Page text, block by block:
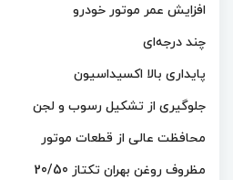
افزایش عمر موتور خودرو
چند درجه‌ای
پایداری بالا اکسیداسیون
جلوگیری از تشکیل رسوب و لجن
محافظت عالی از قطعات موتور
مظروف روغن بهران تکتاز 20/50